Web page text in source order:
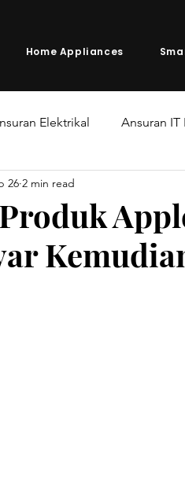
Home Appliances
Elektrikal Ansuran
26 2 min read